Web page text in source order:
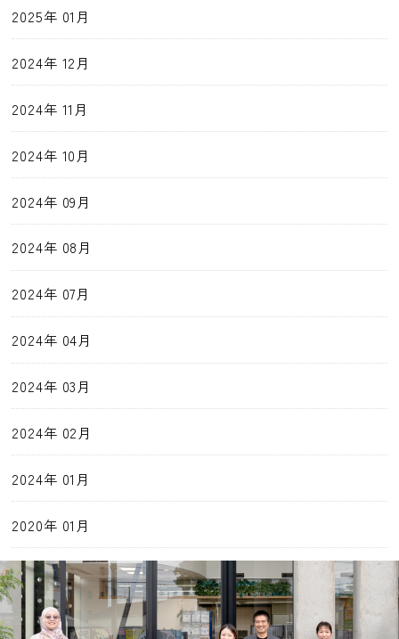
2025年 01月
2024年 12月
2024年 11月
2024年 10月
2024年 09月
2024年 08月
2024年 07月
2024年 04月
2024年 03月
2024年 02月
2024年 01月
2020年 01月